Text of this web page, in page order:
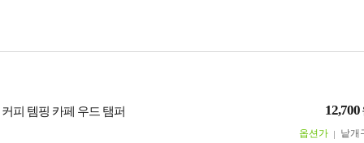
피 템핑 카페 우드 탬퍼 12,700
옵션가
낱개